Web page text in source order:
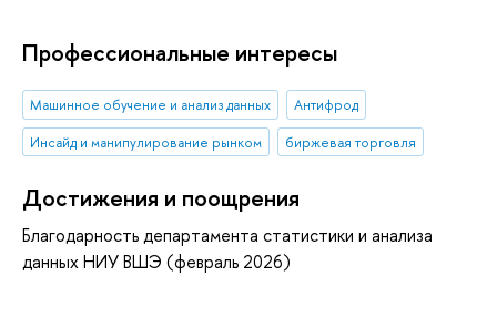
Профессиональные интересы
Машинное обучение и анализ данных
Антифрод
Инсайд и манипулирование рынком
биржевая торговля
Достижения и поощрения
Благодарность департамента статистики и анализа
данных НИУ ВШЭ (февраль 2026)